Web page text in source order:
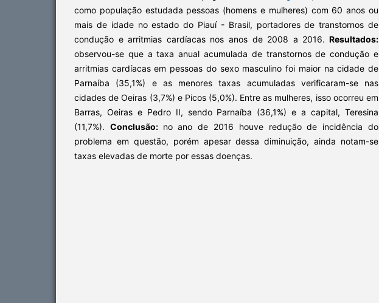
como população estudada pessoas (homens e mulheres) com 60 anos ou
mais de idade no estado do Piauí - Brasil, portadores de transtornos de
condução e arritmias cardíacas nos anos de 2008 a 2016. Resultados:
observou-se que a taxa anual acumulada de transtornos de condução e
arritmias cardíacas em pessoas do sexo masculino foi maior na cidade de
Parnaíba (35,1%) e as menores taxas acumuladas verificaram-se nas
cidades de Oeiras (3,7%) e Picos (5,0%). Entre as mulheres, isso ocorreu em
Barras, Oeiras e Pedro II, sendo Parnaíba (36,1%) e a capital, Teresina
(11,7%). Conclusão: no ano de 2016 houve redução de incidência do
problema em questão, porém apesar dessa diminuição, ainda notam-se
taxas elevadas de morte por essas doenças.